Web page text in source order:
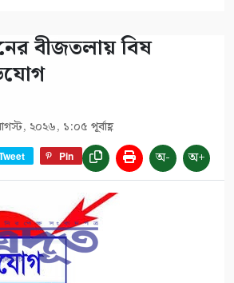
বীজতলায় বিষ
২০২৬, ১:০৫ পূর্বাহ্ণ
Pin অ- অ+